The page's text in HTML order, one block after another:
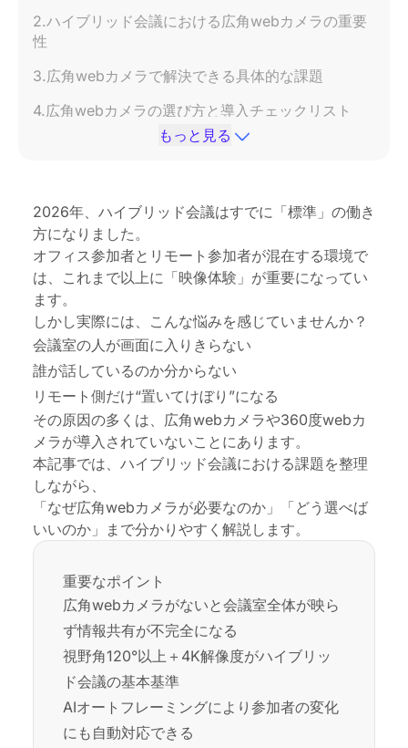
2.ハイブリッド会議における広角webカメラの重要
性
3.広角webカメラで解決できる具体的な課題
4.広角webカメラの選び方と導入チェックリスト
6.おすすめの広角webカメラと最新トレンド
広角webカメラに関するよくある質問（FAQ）
もっと見る
2026年、ハイブリッド会議はすでに「標準」の働き
方になりました。
オフィス参加者とリモート参加者が混在する環境で
は、これまで以上に「映像体験」が重要になってい
ます。
しかし実際には、こんな悩みを感じていませんか？
会議室の人が画面に入りきらない
誰が話しているのか分からない
リモート側だけ“置いてけぼり”になる
その原因の多くは、広角webカメラや360度webカ
メラが導入されていないことにあります。
本記事では、ハイブリッド会議における課題を整理
しながら、
「なぜ広角webカメラが必要なのか」「どう選べば
いいのか」まで分かりやすく解説します。
重要なポイント
広角webカメラがないと会議室全体が映ら
ず情報共有が不完全になる
視野角120°以上＋4K解像度がハイブリッ
ド会議の基本基準
AIオートフレーミングにより参加者の変化
にも自動対応できる